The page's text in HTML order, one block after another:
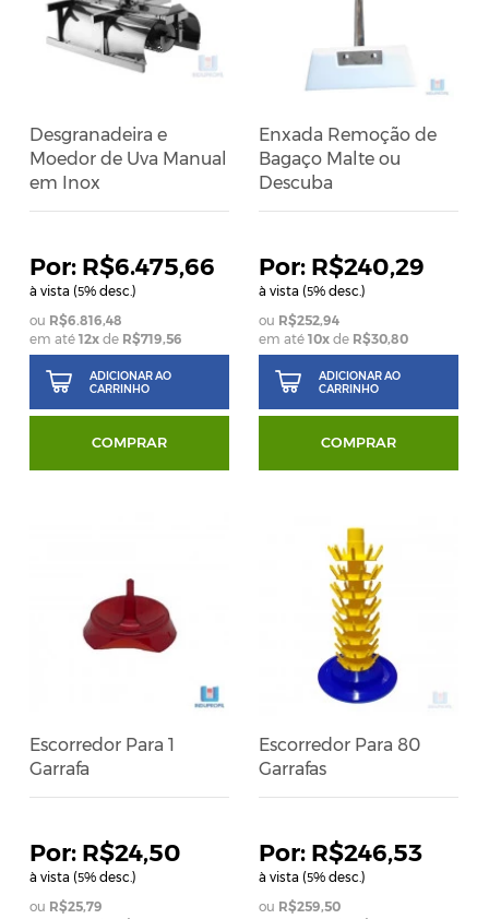
Desgranadeira e
Moedor de Uva Manual
em Inox
R$6.475,66
à vista (5% desc.)
R$6.816,48
em até12x de R$719,56
ADICIONAR AO
CARRINHO
COMPRAR
Enxada Remoção de
Bagaço Malte ou
Descuba
R$240,29
à vista (5% desc.)
R$252,94
em até 10xde R$30,80
ADICIONAR AO
CARRINHO
COMPRAR
Escorredor Para 1
Garrafa
R$24,50
à vista (5% desc.)
R$25,79
Escorredor Para 80
Garrafas
R$246,53
à vista (5% desc.)
R$259,50